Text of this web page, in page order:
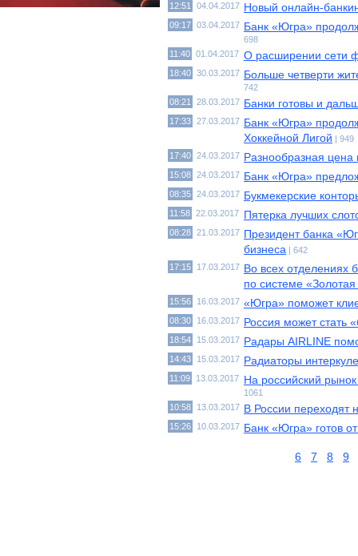
12:51 04.04.2017 Новый онлайн-
09:17 03.04.2017 Банк «Югра»
698
11:40 01.04.2017 О расширении сети
18:40 30.03.2017 Больше четверти
742
08:21
28.03.2017 Банки готовы и
17:33 27.03.2017 Банк «Югра»
Хоккейной Лигой | 949
17:40 24.03.2017 Разнообразная
15:08 24.03.2017 Банк «Югра»
08:35 24.03.2017 Букмекерские
11:58 22.03.2017 Пятерка лучших
08:28 21.03.2017 Президент банка
бизнеса | 642
17:15
17.03.2017 Во всех отделениях
по системе
15:56 16.03.2017 «Югра» поможет
08:30 16.03.2017 Россия может стать
18:54 15.03.2017 Радары AIRLINE
14:43 15.03.2017 Радиаторы
11:09 13.03.2017 На российский
1061
10:58
13.03.2017 В России переходят
15:26 10.03.2017 Банк «Югра» готов
6 7 8 9